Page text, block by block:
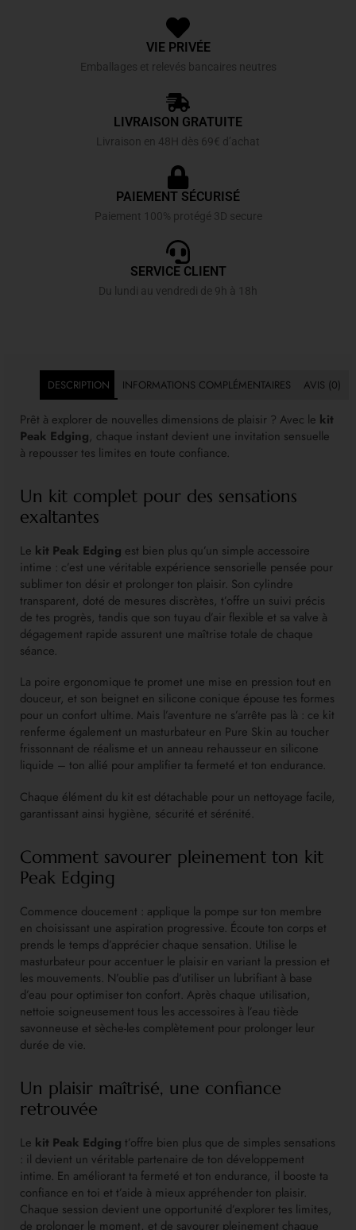
VIE PRIVÉE
Emballages et relevés bancaires neutres
LIVRAISON GRATUITE
Livraison en 48H dès 69€ d’achat
PAIEMENT SÉCURISÉ
Paiement 100% protégé 3D secure
SERVICE CLIENT
Du lundi au vendredi de 9h à 18h
DESCRIPTION INFORMATIONS COMPLÉMENTAIRES AVIS (0)
Prêt à explorer de nouvelles dimensions de plaisir ? Avec le kit
Peak Edging, chaque instant devient une invitation sensuelle
à repousser tes limites en toute confiance.
Un kit complet pour des sensations
exaltantes
Le kit Peak Edging est bien plus qu’un simple accessoire
intime : c’est une véritable expérience sensorielle pensée pour
sublimer ton désir et prolonger ton plaisir. Son cylindre
transparent, doté de mesures discrètes, t’offre un suivi précis
de tes progrès, tandis que son tuyau d’air flexible et sa valve à
dégagement rapide assurent une maîtrise totale de chaque
séance.
La poire ergonomique te promet une mise en pression tout en
douceur, et son beignet en silicone conique épouse tes formes
pour un confort ultime. Mais l’aventure ne s’arrête pas là : ce kit
renferme également un masturbateur en Pure Skin au toucher
frissonnant de réalisme et un anneau rehausseur en silicone
liquide – ton allié pour amplifier ta fermeté et ton endurance.
Chaque élément du kit est détachable pour un nettoyage facile,
garantissant ainsi hygiène, sécurité et sérénité.
Comment savourer pleinement ton kit
Peak Edging
Commence doucement : applique la pompe sur ton membre
en choisissant une aspiration progressive. Écoute ton corps et
prends le temps d’apprécier chaque sensation. Utilise le
masturbateur pour accentuer le plaisir en variant la pression et
les mouvements. N’oublie pas d’utiliser un lubrifiant à base
d’eau pour optimiser ton confort. Après chaque utilisation,
nettoie soigneusement tous les accessoires à l’eau tiède
savonneuse et sèche-les complètement pour prolonger leur
durée de vie.
Un plaisir maîtrisé, une confiance
retrouvée
Le kit Peak Edging t’offre bien plus que de simples sensations
: il devient un véritable partenaire de ton développement
intime. En améliorant ta fermeté et ton endurance, il booste ta
confiance en toi et t’aide à mieux appréhender ton plaisir.
Chaque session devient une opportunité d’explorer tes limites,
de prolonger le moment, et de savourer pleinement chaque